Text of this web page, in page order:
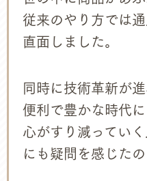
従来のやり方では
直面しました。
同時に技術革新が
便利で豊かな時代
心がすり減ってい
にも疑問を感じたの